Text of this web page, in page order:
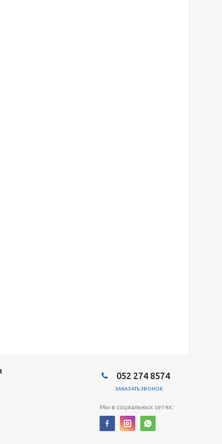
052 274 8574
ЗАКАЗАТЬ ЗВОНОК
Мы в социальных сетях: